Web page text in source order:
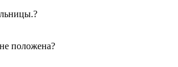
положена?